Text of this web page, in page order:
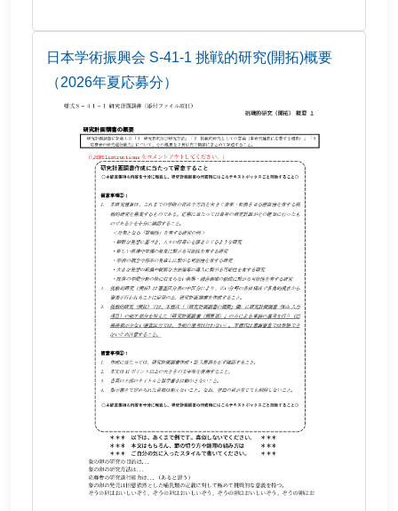
日本学術振興会 S-41-1 挑戦的研究(開拓)概要
（2026年夏応募分）